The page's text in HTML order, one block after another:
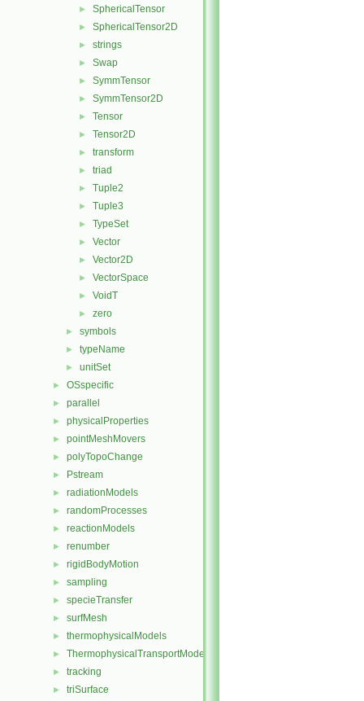
► SphericalTensor
► SphericalTensor2D
► strings
► Swap
► SymmTensor
► SymmTensor2D
► Tensor
► Tensor2D
► transform
► triad
► Tuple2
► Tuple3
► TypeSet
► Vector
► Vector2D
► VectorSpace
► VoidT
► zero
► symbols
► typeName
► unitSet
► OSspecific
► parallel
► physicalProperties
► pointMeshMovers
► polyTopoChange
► Pstream
► radiationModels
► randomProcesses
► reactionModels
► renumber
► rigidBodyMotion
► sampling
► specieTransfer
► surfMesh
► thermophysicalModels
► ThermophysicalTransportModels
► tracking
► triSurface